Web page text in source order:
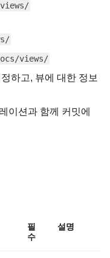
views/
정하고, 뷰에 대한 정보
이션과 함께 커밋에
필
수
설명